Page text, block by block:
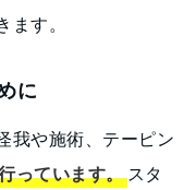
す。
に
我や施術、テーピン
っています。スタ